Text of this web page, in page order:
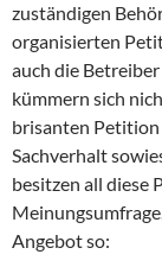
zuständigen
organisierten
auch die
kümmern sich
brisanten
Sachverhalt
besitzen all diese
Angebot so: